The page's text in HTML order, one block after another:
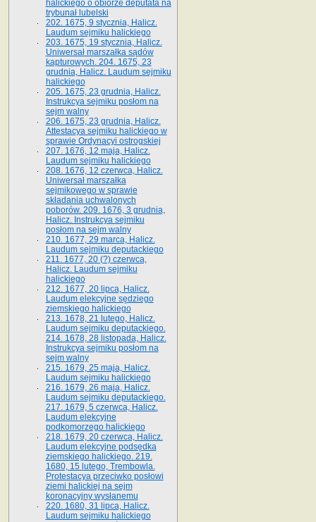
halickiego o obiorze deputata na
trybunał lubelski
202. 1675, 9 stycznia, Halicz.
Laudum sejmiku halickiego
203. 1675, 19 stycznia, Halicz.
Uniwersał marszałka sądów
kapturowych. 204. 1675, 23
grudnia, Halicz. Laudum sejmiku
halickiego
205. 1675, 23 grudnia, Halicz.
Instrukcya sejmiku posłom na
sejm walny
206. 1675, 23 grudnia, Halicz.
Attestacya sejmiku halickiego w
sprawie Ordynacyi ostrogskiej
207. 1676, 12 maja, Halicz.
Laudum sejmiku halickiego
208. 1676, 12 czerwca, Halicz.
Uniwersał marszałka
sejmikowego w sprawie
składania uchwalonych
poborów. 209. 1676, 3 grudnia,
Halicz. Instrukcya sejmiku
posłom na sejm walny
210. 1677, 29 marca, Halicz.
Laudum sejmiku deputackiego
211. 1677, 20 (?) czerwca,
Halicz. Laudum sejmiku
halickiego
212. 1677, 20 lipca, Halicz.
Laudum elekcyjne sędziego
ziemskiego halickiego
213. 1678, 21 lutego, Halicz.
Laudum sejmiku deputackiego.
214. 1678, 28 listopada, Halicz.
Instrukcya sejmiku posłom na
sejm walny
215. 1679, 25 maja, Halicz.
Laudum sejmiku halickiego
216. 1679, 26 maja, Halicz.
Laudum sejmiku deputackiego.
217. 1679, 5 czerwca, Halicz.
Laudum elekcyjne
podkomorzego halickiego
218. 1679, 20 czerwca, Halicz.
Laudum elekcyjne podsędka
ziemskiego halickiego. 219.
1680, 15 lutego, Trembowla.
Protestacya przeciwko posłowi
ziemi halickiej na sejm
koronacyjny wysłanemu
220. 1680, 31 lipca, Halicz.
Laudum sejmiku halickiego